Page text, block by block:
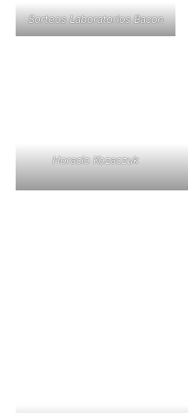
Sorteos Laboratorios Bacon
Horacio Kozaczuk